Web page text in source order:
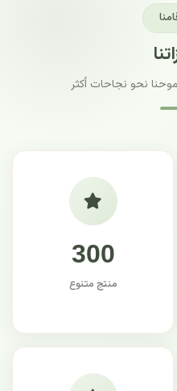
نحو نجاحات أكثر
300
منتج متنوع